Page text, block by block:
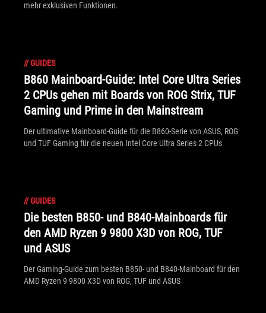
mehr exklusiven Funktionen.
//GUIDES
B860 Mainboard-Guide: Intel Core Ultra Series
2 CPUs gehen mit Boards von ROG Strix, TUF
Gaming und Prime in den Mainstream
Der ultimative Mainboard-Guide für die B860-Serie von ASUS, ROG
und TUF Gaming für die neuen Intel Core Ultra Series 2 CPUs
//GUIDES
Die besten B850- und B840-Mainboards für
den AMD Ryzen 9 9800 X3D von ROG, TUF
und ASUS
Der Gaming-Guide zum besten B850- und B840-Mainboard für den
AMD Ryzen 9 9800 X3D von ROG, TUF und ASUS